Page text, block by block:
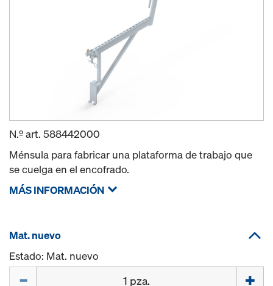
N.º art. 588442000
Ménsula para fabricar una plataforma de trabajo que
se cuelga en el encofrado.
MÁS INFORMACIÓN
Mat. nuevo
Estado: Mat. nuevo